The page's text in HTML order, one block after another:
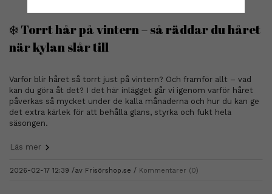
❄️ Torrt hår på vintern – så räddar du håret
när kylan slår till
Varför blir håret så torrt just på vintern? Och framför allt – vad
kan du göra åt det? I det här inlägget går vi igenom varför håret
påverkas så mycket under de kalla månaderna och hur du kan ge
det extra kärlek för att behålla glans, styrka och fukt hela
säsongen.
2026-02-17 12:39 /av Frisörshop.se Kommentarer (0)
Läs mer